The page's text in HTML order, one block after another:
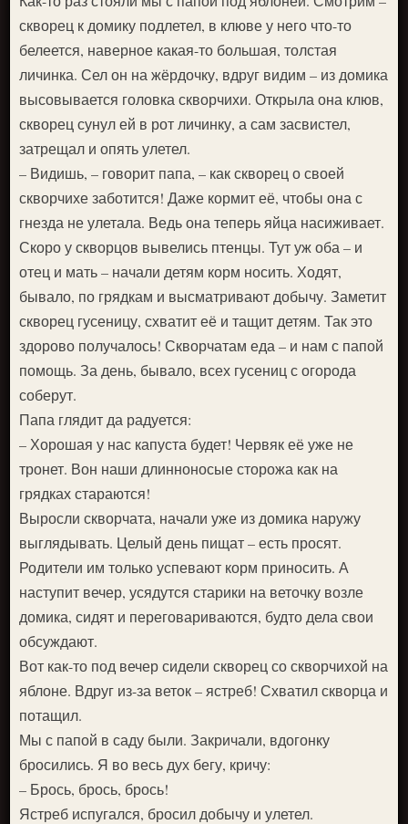
скворец к домику подлетел, в клюве у него что-то
белеется, наверное какая-то большая, толстая
личинка. Сел он на жёрдочку, вдруг видим – из домика
высовывается головка скворчихи. Открыла она клюв,
скворец сунул ей в рот личинку, а сам засвистел,
затрещал и опять улетел.
– Видишь, – говорит папа, – как скворец о своей
скворчихе заботится! Даже кормит её, чтобы она с
гнезда не улетала. Ведь она теперь яйца насиживает.
Скоро у скворцов вывелись птенцы. Тут уж оба – и
отец и мать – начали детям корм носить. Ходят,
бывало, по грядкам и высматривают добычу. Заметит
скворец гусеницу, схватит её и тащит детям. Так это
здорово получалось! Скворчатам еда – и нам с папой
помощь. За день, бывало, всех гусениц с огорода
соберут.
Папа глядит да радуется:
– Хорошая у нас капуста будет! Червяк её уже не
тронет. Вон наши длинноносые сторожа как на
грядках стараются!
Выросли скворчата, начали уже из домика наружу
выглядывать. Целый день пищат – есть просят.
Родители им только успевают корм приносить. А
наступит вечер, усядутся старики на веточку возле
домика, сидят и переговариваются, будто дела свои
обсуждают.
Вот как-то под вечер сидели скворец со скворчихой на
яблоне. Вдруг из-за веток – ястреб! Схватил скворца и
потащил.
Мы с папой в саду были. Закричали, вдогонку
бросились. Я во весь дух бегу, кричу:
– Брось, брось, брось!
Ястреб испугался, бросил добычу и улетел.